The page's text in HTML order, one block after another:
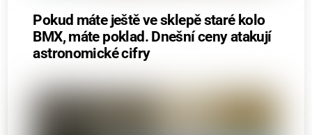
Pokud máte ještě ve sklepě staré kolo
BMX, máte poklad. Dnešní ceny atakují
astronomické cifry